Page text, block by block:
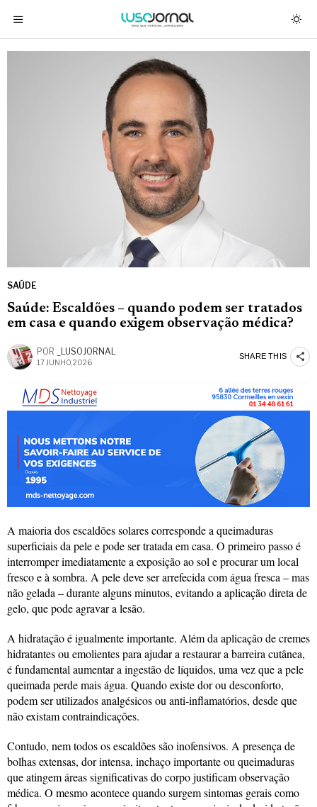
SAÚDE
Saúde: Escaldões – quando podem ser tratados
em casa e quando exigem observação médica?
POR _LUSOJORNAL
17 JUNHO, 2026
SHARE THIS
A maioria dos escaldões solares corresponde a queimaduras
superficiais da pele e pode ser tratada em casa. O primeiro passo é
interromper imediatamente a exposição ao sol e procurar um local
fresco e à sombra. A pele deve ser arrefecida com água fresca – mas
não gelada – durante alguns minutos, evitando a aplicação direta de
gelo, que pode agravar a lesão.
A hidratação é igualmente importante. Além da aplicação de cremes
hidratantes ou emolientes para ajudar a restaurar a barreira cutânea,
é fundamental aumentar a ingestão de líquidos, uma vez que a pele
queimada perde mais água. Quando existe dor ou desconforto,
podem ser utilizados analgésicos ou anti-inflamatórios, desde que
não existam contraindicações.
Contudo, nem todos os escaldões são inofensivos. A presença de
bolhas extensas, dor intensa, inchaço importante ou queimaduras
que atingem áreas significativas do corpo justificam observação
médica. O mesmo acontece quando surgem sintomas gerais como